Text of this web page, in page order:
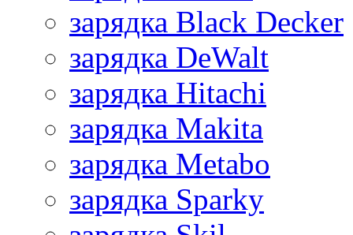
зарядка Black Decker
зарядка DeWalt
зарядка Hitachi
зарядка Makita
зарядка Metabo
зарядка Sparky